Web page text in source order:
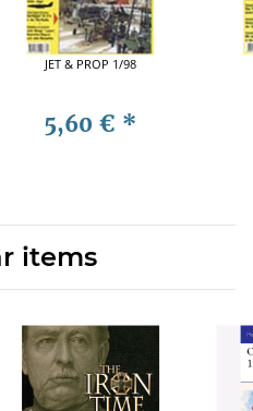
JET & PROP 1/98
5,60 € *
items